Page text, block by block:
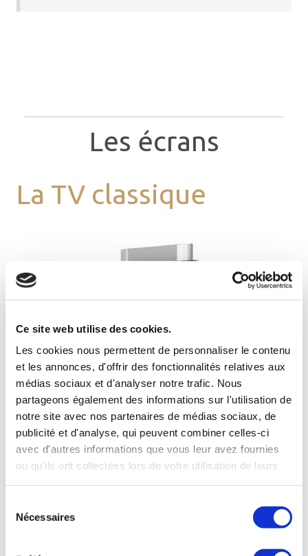
Ce site web utilise des cookies.
Les cookies nous permettent de personnaliser le contenu
et les annonces, d'offrir des fonctionnalités relatives aux
médias sociaux et d'analyser notre trafic. Nous
partageons également des informations sur l'utilisation de
notre site avec nos partenaires de médias sociaux, de
publicité et d'analyse, qui peuvent combiner celles-ci
avec d'autres informations que vous leur avez fournies
ou qu'ils ont collectées lors de votre utilisation de leurs
Nécessaires
Les écrans
La TV classique
Véritable incontournable de l’événementiel et de